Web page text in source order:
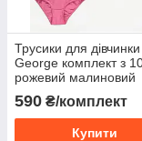
Трусики для дівчинки
George комплект з
рожевий малиновий
590 ₴/комплект
Купити